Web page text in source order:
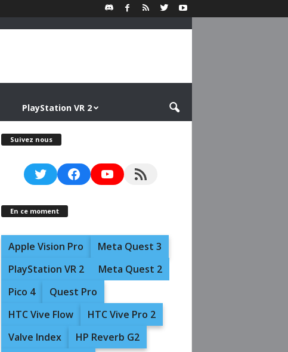
PlayStation VR 2
Suivez nous
TwitterFacebookYouTubeRSS Feed
En ce moment
Apple Vision Pro
Meta Quest 3
PlayStation VR 2
Meta Quest 2
Pico 4
Quest Pro
HTC Vive Flow
HTC Vive Pro 2
Valve Index
HP Reverb G2